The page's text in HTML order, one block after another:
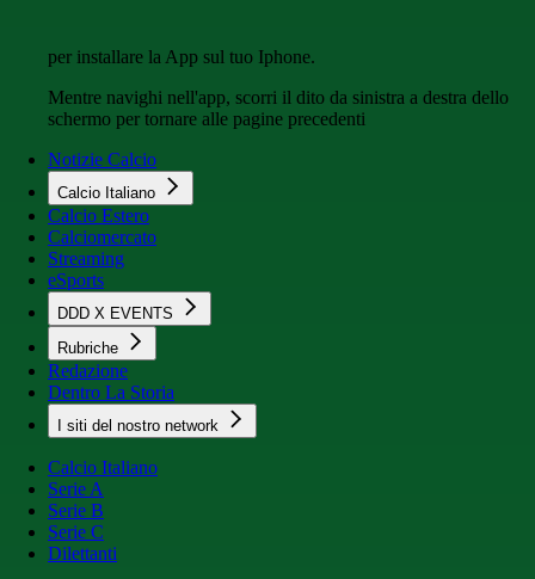
per installare la App sul tuo Iphone.
Mentre navighi nell'app, scorri il dito da sinistra a destra dello
schermo per tornare alle pagine precedenti
Notizie Calcio
Calcio Italiano
Calcio Estero
Calciomercato
Streaming
eSports
DDD X EVENTS
Rubriche
Redazione
Dentro La Storia
I siti del nostro network
Calcio Italiano
Serie A
Serie B
Serie C
Dilettanti